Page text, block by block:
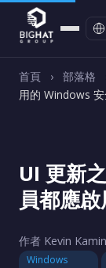
首頁 › 部落格
用的 Windows
UI 更新
員都應
作者 Kevin
Windows